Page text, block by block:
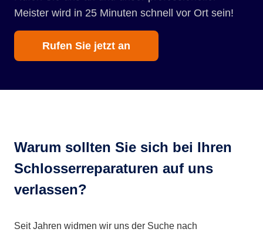
Meister wird in 25 Minuten schnell vor Ort sein!
Rufen Sie jetzt an
Warum sollten Sie sich bei Ihren
Schlosserreparaturen auf uns
verlassen?
Seit Jahren widmen wir uns der Suche nach